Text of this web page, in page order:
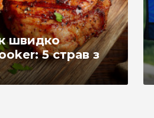
швидко
5 страв з